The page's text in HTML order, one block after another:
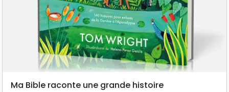
Ma Bible raconte une grande histoire